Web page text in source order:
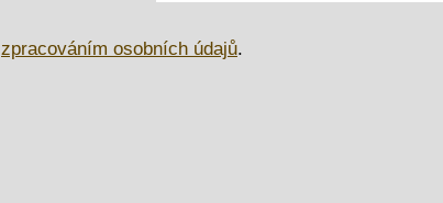
zpracováním osobních údajů.